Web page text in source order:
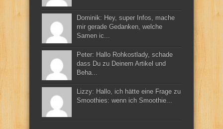
Dominik: Hey, super Infos, mache
mir gerade Gedanken, welche
Samen ic...
Peter: Hallo Rohkostlady, schade
dass Du zu Deinem Artikel und
Beha...
Lizzy: Hallo, ich hätte eine Frage zu
Smoothies: wenn ich Smoothie...